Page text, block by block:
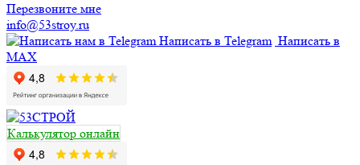
Перезвоните мне
info@53stroy.ru
Написать в Telegram Написать в
MAX
Калькулятор онлайн